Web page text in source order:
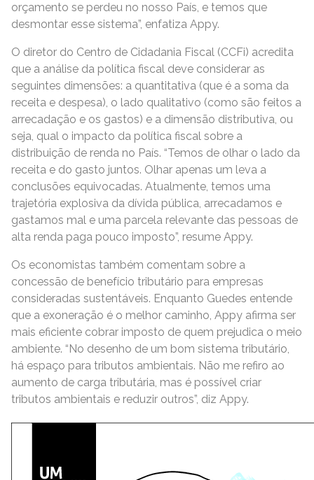
orçamento se perdeu no nosso País, e temos que
desmontar esse sistema”, enfatiza Appy.
O diretor do Centro de Cidadania Fiscal (CCFi) acredita
que a análise da política fiscal deve considerar as
seguintes dimensões: a quantitativa (que é a soma da
receita e despesa), o lado qualitativo (como são feitos a
arrecadação e os gastos) e a dimensão distributiva, ou
seja, qual o impacto da política fiscal sobre a
distribuição de renda no País. “Temos de olhar o lado da
receita e do gasto juntos. Olhar apenas um leva a
conclusões equivocadas. Atualmente, temos uma
trajetória explosiva da dívida pública, arrecadamos e
gastamos mal e uma parcela relevante das pessoas de
alta renda paga pouco imposto”, resume Appy.
Os economistas também comentam sobre a
concessão de benefício tributário para empresas
consideradas sustentáveis. Enquanto Guedes entende
que a exoneração é o melhor caminho, Appy afirma ser
mais eficiente cobrar imposto de quem prejudica o meio
ambiente. “No desenho de um bom sistema tributário,
há espaço para tributos ambientais. Não me refiro ao
aumento de carga tributária, mas é possível criar
tributos ambientais e reduzir outros”, diz Appy.